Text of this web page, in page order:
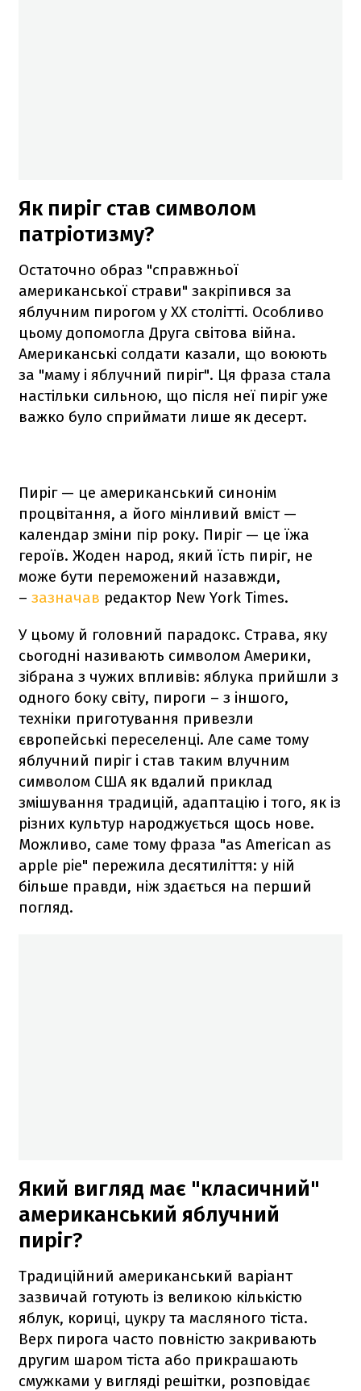
Як пиріг став символом
патріотизму?
Остаточно образ "справжньої
американської страви" закріпився за
яблучним пирогом у ХХ столітті. Особливо
цьому допомогла Друга світова війна.
Американські солдати казали, що воюють
за "маму і яблучний пиріг". Ця фраза стала
настільки сильною, що після неї пиріг уже
важко було сприймати лише як десерт.
Пиріг — це американський синонім
процвітання, а його мінливий вміст —
календар зміни пір року. Пиріг — це їжа
героїв. Жоден народ, який їсть пиріг, не
може бути переможений назавжди,
– зазначав редактор New York Times.
У цьому й головний парадокс. Страва, яку
сьогодні називають символом Америки,
зібрана з чужих впливів: яблука прийшли з
одного боку світу, пироги – з іншого,
техніки приготування привезли
європейські переселенці. Але саме тому
яблучний пиріг і став таким влучним
символом США як вдалий приклад
змішування традицій, адаптацію і того, як із
різних культур народжується щось нове.
Можливо, саме тому фраза "as American as
apple pie" пережила десятиліття: у ній
більше правди, ніж здається на перший
погляд.
Який вигляд має "класичний"
американський яблучний
пиріг?
Традиційний американський варіант
зазвичай готують із великою кількістю
яблук, кориці, цукру та масляного тіста.
Верх пирога часто повністю закривають
другим шаром тіста або прикрашають
смужками у вигляді решітки, розповідає